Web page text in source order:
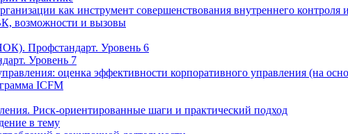
как инструмент совершенствования внутреннего контроля
возможности и вызовы
Профстандарт. Уровень 6
Уровень 7
оценка эффективности корпоративного управления (на
ICFM
Риск-ориентированные шаги и практический подход
в тему